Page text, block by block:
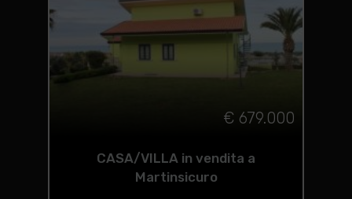
€ 679.000
CASA/VILLA in vendita a
Martinsicuro